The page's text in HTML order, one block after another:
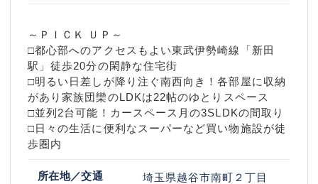
～ＰＩＣＫ ＵＰ～
□都心部へのアクセスもよい東武伊勢崎線「新田
駅」徒歩20分の閑静な住宅街
□明るい日差しが降り注ぐ南西向き！各部屋に収納
があり家族団欒のLDKは22帖のゆとりスペース
□並列2台可能！カースペース月の3SLDKの間取り
□日々の生活に便利なスーパーなど買い物施設が徒
歩圏内
所在地／交通
埼玉県越谷市南町２丁目